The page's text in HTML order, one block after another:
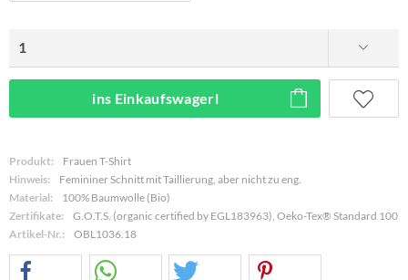
ins Einkaufswagerl
Produkt:
Frauen T-Shirt
Hinweis:
Femininer Schnitt mit Taillierung, aber nicht zu eng.
Material:
100% Baumwolle (Bio)
Zertifikate:
G.O.T.S. (organic certified by EGL183963), Oeko-Tex® Standard 100
Artikel-Nr.:
OBL1036.18